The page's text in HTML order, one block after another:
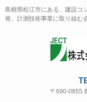
島根県松江市にある、建設コ
発、計測技術事業に取り組む
〒690-0855